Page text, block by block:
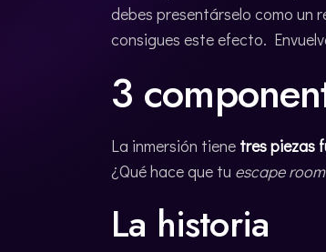
debes presentárselo como un
consigues este efecto.
3
La inmersión tiene tres piezas
¿Qué hace que tu escape room
La historia